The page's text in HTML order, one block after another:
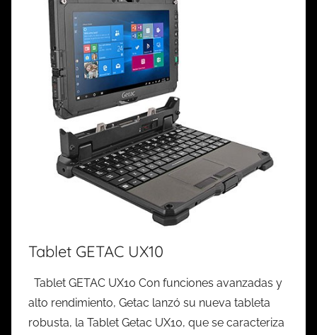
Tablet GETAC UX10
Tablet GETAC UX10 Con funciones avanzadas y
alto rendimiento, Getac lanzó su nueva tableta
robusta, la Tablet Getac UX10, que se caracteriza